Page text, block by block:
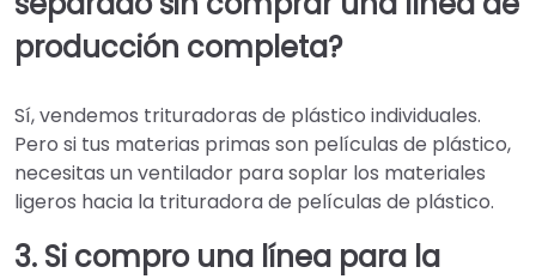
producción completa?
Sí, vendemos trituradoras de plástico individuales.
Pero si tus materias primas son películas de plástico,
necesitas un ventilador para soplar los materiales
ligeros hacia la trituradora de películas de plástico.
3. Si compro una línea para la